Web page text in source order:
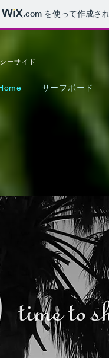
.com を使って作成さ
ーサイド
サーフボード